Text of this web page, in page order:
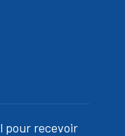
pour recevoir